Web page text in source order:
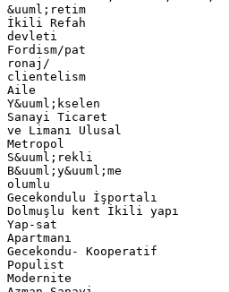
&uuml;retim
İkili Refah
devleti
Fordism/pat
ronaj/
clientelism
Aile
Y&uuml;kselen
Sanayi Ticaret
ve Limanı Ulusal
Metropol
S&uuml;rekli
B&uuml;y&uuml;me
olumlu
Gecekondulu İşportalı
Dolmuşlu kent İkili yapı
Yap-sat
Apartmanı
Gecekondu- Kooperatif
Populist
Modernite